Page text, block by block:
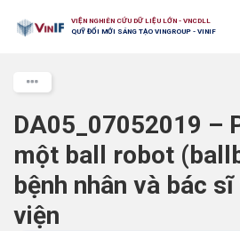
VIỆN NGHIÊN CỨU DỮ LIỆU LỚN - VNCDLL
QUỸ ĐỔI MỚI SÁNG TẠO VINGROUP - VINIF
DA05_07052019 –
một ball robot
bệnh nhân và bác
viện